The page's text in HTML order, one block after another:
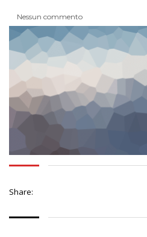
Nessun commento
Share: